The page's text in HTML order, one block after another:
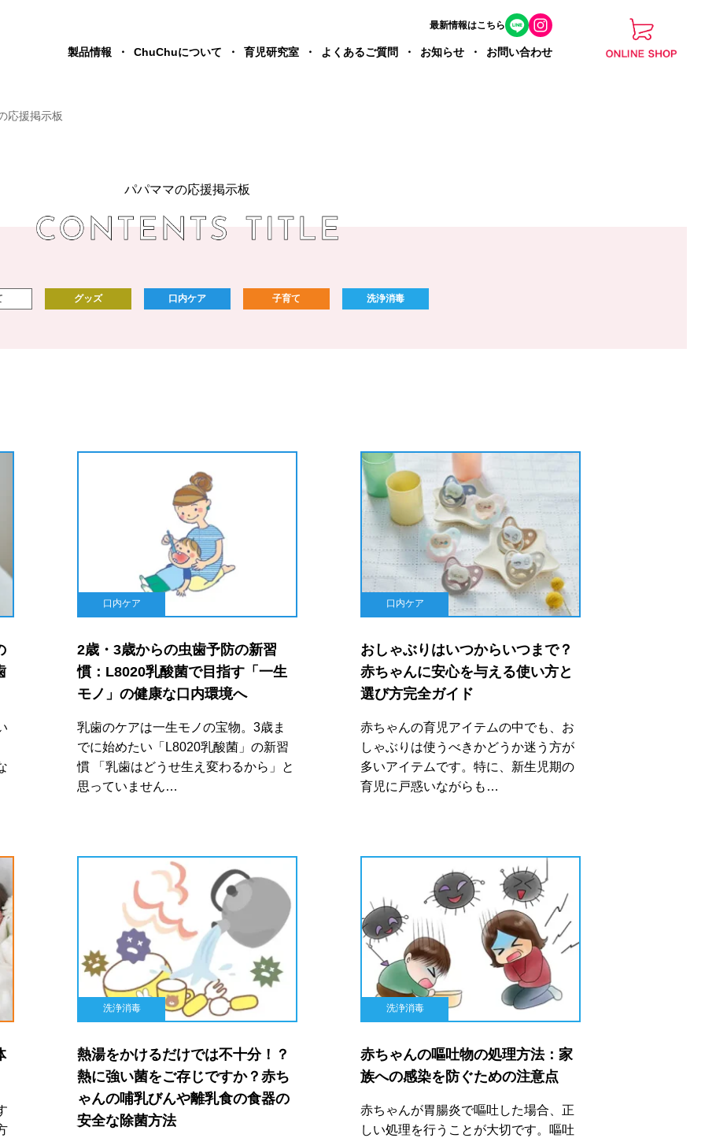
製品情報 ChuChuについて 育児研究室 よくあるご質問 お知らせ お問い合わせ
最新情報はこちら
応援掲示板
パパママの応援掲示板
グッズ 口内ケア 子育て 洗浄消毒
口内ケア
2歳・3歳からの虫歯予防の新習
慣：L8020乳酸菌で目指す「一生
モノ」の健康な口内環境へ
乳歯のケアは一生モノの宝物。3歳ま
でに始めたい「L8020乳酸菌」の新習
慣 「乳歯はどうせ生え変わるから」と
思っていません…
口内ケア
おしゃぶりはいつからいつまで？
赤ちゃんに安心を与える使い方と
選び方完全ガイド
赤ちゃんの育児アイテムの中でも、お
しゃぶりは使うべきかどうか迷う方が
多いアイテムです。特に、新生児期の
育児に戸惑いながらも…
洗浄消毒
熱湯をかけるだけでは不十分！？
熱に強い菌をご存じですか？赤ち
ゃんの哺乳びんや離乳食の食器の
安全な除菌方法
洗浄消毒
赤ちゃんの嘔吐物の処理方法：家
族への感染を防ぐための注意点
赤ちゃんが胃腸炎で嘔吐した場合、正
しい処理を行うことが大切です。嘔吐